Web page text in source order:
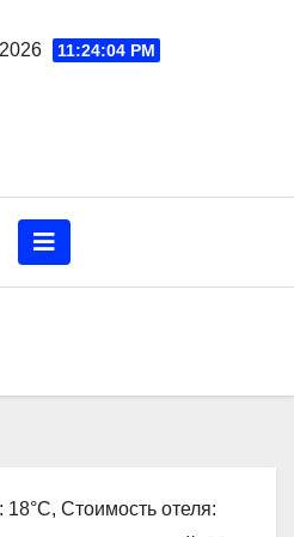
11:24:05 PM
Стоимость отеля: